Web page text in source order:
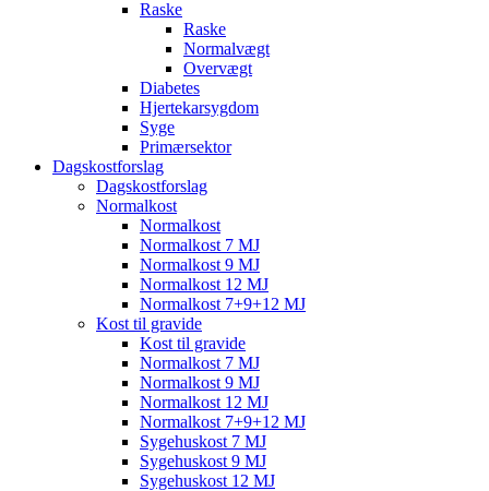
Raske
Raske
Normalvægt
Overvægt
Diabetes
Hjertekarsygdom
Syge
Primærsektor
Dagskostforslag
Dagskostforslag
Normalkost
Normalkost
Normalkost 7 MJ
Normalkost 9 MJ
Normalkost 12 MJ
Normalkost 7+9+12 MJ
Kost til gravide
Kost til gravide
Normalkost 7 MJ
Normalkost 9 MJ
Normalkost 12 MJ
Normalkost 7+9+12 MJ
Sygehuskost 7 MJ
Sygehuskost 9 MJ
Sygehuskost 12 MJ